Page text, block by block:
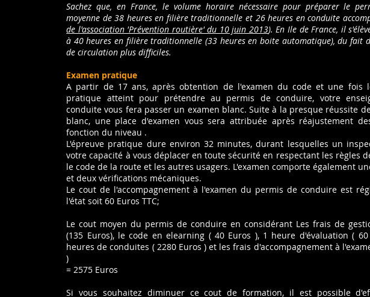
Sachez que, en France, le volume horaire nécessaire pour préparer le
moyenne de 38 heures en filière traditionnelle et 26 heures en conduite
de l'association 'Prévention routière' du 10 juin 2013). En Ile de France, il
à 40 heures en filière traditionnelle (33 heures en boite automatique), du fait
de circulation plus difficiles.
Examen pratique
A partir de 17 ans, après obtention de l'examen du code et une fois
pratique atteint pour prétendre au permis de conduire, votre
conduite vous fera passer un examen blanc. Suite à la presque réussite
blanc, une place d'examen vous sera attribuée après réajustement
fonction du niveau .
L'épreuve pratique dure environ 32 minutes, durant lesquelles un
votre capacité à vous déplacer en toute sécurité en respectant les règles
le code de la route et les autres usagers. L'examen comporte également
et deux vérifications mécaniques.
Le cout de l'accompagnement à l'examen du permis de conduire est
l'état soit 60 Euros TTC;
Le cout moyen du permis de conduire en considérant Les frais de
(135 Euros), le code en elearning ( 40 Euros ), 1 heure d'évaluation (
heures de conduites ( 2280 Euros ) et les frais d'accompagnement à
)
= 2575 Euros
Si vous souhaitez diminuer ce cout de formation, il est possible